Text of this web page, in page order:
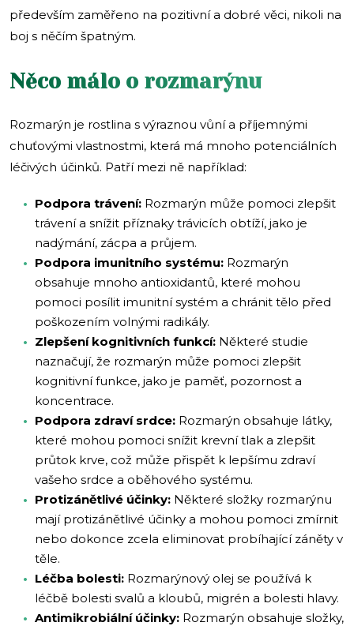
především zaměřeno na pozitivní a dobré věci, nikoli na
boj s něčím špatným.
Něco málo o rozmarýnu
Rozmarýn je rostlina s výraznou vůní a příjemnými
chuťovými vlastnostmi, která má mnoho potenciálních
léčivých účinků. Patří mezi ně například:
Podpora trávení: Rozmarýn může pomoci zlepšit
trávení a snížit příznaky trávicích obtíží, jako je
nadýmání, zácpa a průjem.
Podpora imunitního systému: Rozmarýn
obsahuje mnoho antioxidantů, které mohou
pomoci posílit imunitní systém a chránit tělo před
poškozením volnými radikály.
Zlepšení kognitivních funkcí: Některé studie
naznačují, že rozmarýn může pomoci zlepšit
kognitivní funkce, jako je paměť, pozornost a
koncentrace.
Podpora zdraví srdce: Rozmarýn obsahuje látky,
které mohou pomoci snížit krevní tlak a zlepšit
průtok krve, což může přispět k lepšímu zdraví
vašeho srdce a oběhového systému.
Protizánětlivé účinky: Některé složky rozmarýnu
mají protizánětlivé účinky a mohou pomoci zmírnit
nebo dokonce zcela eliminovat probíhající záněty v
těle.
Léčba bolesti: Rozmarýnový olej se používá k
léčbě bolesti svalů a kloubů, migrén a bolesti hlavy.
Antimikrobiální účinky: Rozmarýn obsahuje složky,